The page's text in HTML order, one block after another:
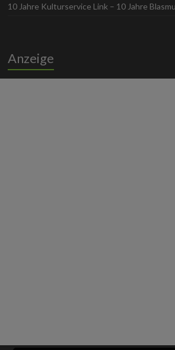
10 Jahre Kulturservice Link – 10 Jahre
Anzeige